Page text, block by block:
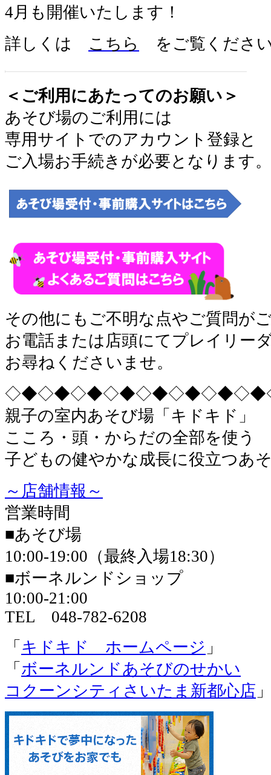
4月も開催いたします！
詳しくは こちら をご覧くださ
＜ご利用にあたってのお願い＞
あそび場のご利用には
専用サイトでのアカウント登録と
ご入場お手続きが必要となります。
その他にもご不明な点やご質問が
お電話または店頭にてプレイリー
お尋ねくださいませ。
親子の室内あそび場「キドキド」
こころ・頭・からだの全部を使う
子どもの健やかな成長に役立つあ
～店舗情報～
営業時間
■あそび場
10:00-19:00（最終入場18:30）
■ボーネルンドショップ
10:00-21:00
TEL 048-782-6208
「 キドキド ホームページ 」
「 ボーネルンドあそびのせかい
コクーンシティさいたま新都心店